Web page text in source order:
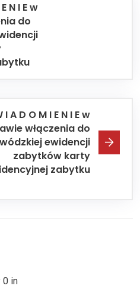
N I E w
do
I A D O M I E N I E w
włączenia do
ewidencji
zabytków karty
zabytku
0 in